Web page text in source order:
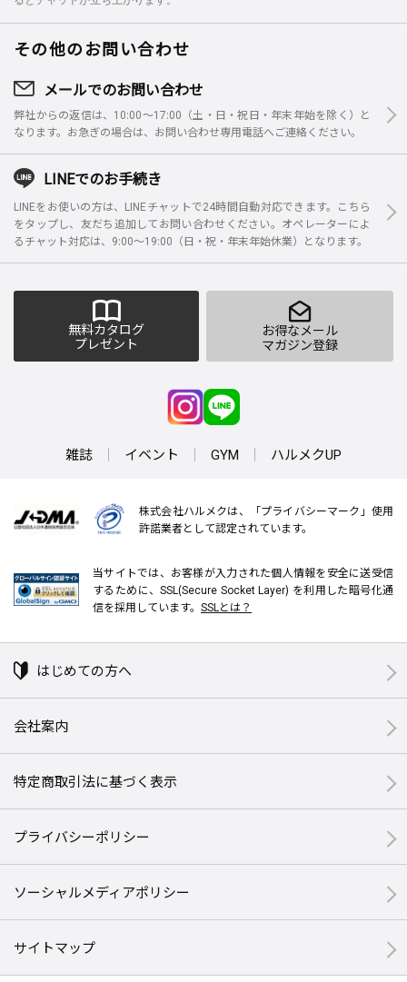
その他のお問い合わせ
メールでのお問い合わせ
弊社からの返信は、10:00～17:00（土・日・祝日・年末年始を除く）と
なります。お急ぎの場合は、お問い合わせ専用電話へご連絡ください。
LINEでのお手続き
LINEをお使いの方は、LINEチャットで24時間自動対応できます。こちら
をタップし、友だち追加してお問い合わせください。オペレーターによ
るチャット対応は、9:00～19:00（日・祝・年末年始休業）となります。
無料カタログ
プレゼント
お得なメール
マガジン登録
雑誌 イベント GYM ハルメクUP
株式会社ハルメクは、「プライバシーマーク」使用
許諾業者として認定されています。
当サイトでは、お客様が入力された個人情報を安全に送受信
するために、SSL(Secure Socket Layer) を利用した暗号化通
信を採用しています。 SSLとは？
はじめての方へ
会社案内
特定商取引法に基づく表示
プライバシーポリシー
ソーシャルメディアポリシー
サイトマップ